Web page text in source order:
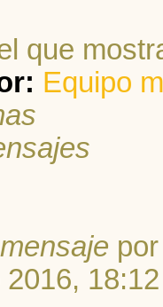
que
Equipo
2016, 18:12